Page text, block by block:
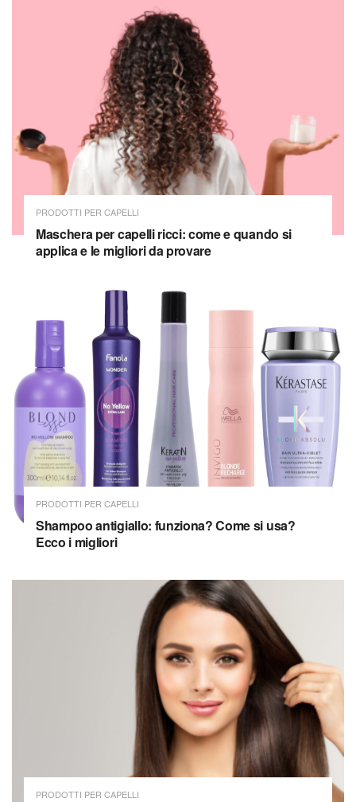
PRODOTTI PER CAPELLI
Maschera per capelli ricci: come e quando si
applica e le migliori da provare
PRODOTTI PER CAPELLI
Shampoo antigiallo: funziona? Come si usa?
Ecco i migliori
PRODOTTI PER CAPELLI